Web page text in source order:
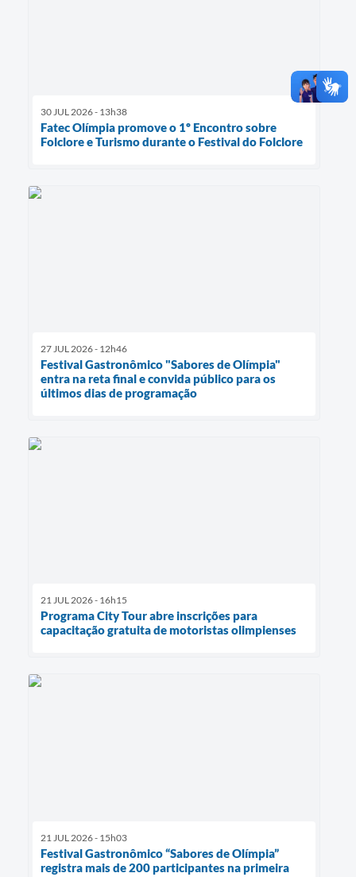
30 JUL 2026 - 13h38
Fatec Olímpia promove o 1º Encontro sobre
Folclore e Turismo durante o Festival do Folclore
27 JUL 2026 - 12h46
Festival Gastronômico "Sabores de Olímpia"
entra na reta final e convida público para os
últimos dias de programação
21 JUL 2026 - 16h15
Programa City Tour abre inscrições para
capacitação gratuita de motoristas olimpienses
21 JUL 2026 - 15h03
Festival Gastronômico “Sabores de Olímpia”
registra mais de 200 participantes na primeira